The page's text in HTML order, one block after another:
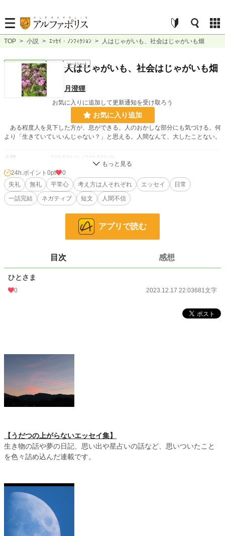
TOP > 小説 > ｴｯｾｲ・ﾉﾝﾌｨｸｼｮﾝ > 人はじゃがいも、社会はじゃがいも畑
ｴｯｾｲ・ﾉﾝﾌｨｸｼｮﾝ ｼｮｰﾄｼｮｰﾄ
人はじゃがいも、社会はじゃがいも畑
月澄狸
お気に入りに追加して更新通知を受け取ろう
お気に入り追加
ある程度人を見下した方が、息ができる。人のおかしな部分にも気づける。何
より「生きていていいんじゃない？」と思える。人間なんて、大したことない。
小説 228,588 位 / 228,588 件
ｴｯｾｲ・ﾉﾝﾌｨｸｼｮﾝ 8,861 位 / 8,861 件
お気に入り 1
2023.12.17 22:03
初回完結日時
24h.ポイント 0pt
0
失礼
無礼 平常心 考え方は人それぞれ エッセイ
日常
一話完結
ネガティブ 短文 人間不信
アプリで読む
目次 感想
ひとさま
0 2023.12.17 22:03681文字
【うだつの上がらないエッセイ集】
生き物の話や夢の日記、思い出や星占いの話など、思いついたこと
を色々詰め込んだ連載です。